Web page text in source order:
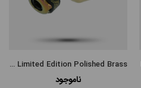
Inkjecta Flite Nano Elite Limited Edition Polished Brass
ناموجود